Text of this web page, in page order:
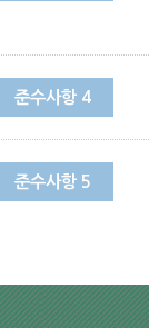
준수사항 4
준수사항 5